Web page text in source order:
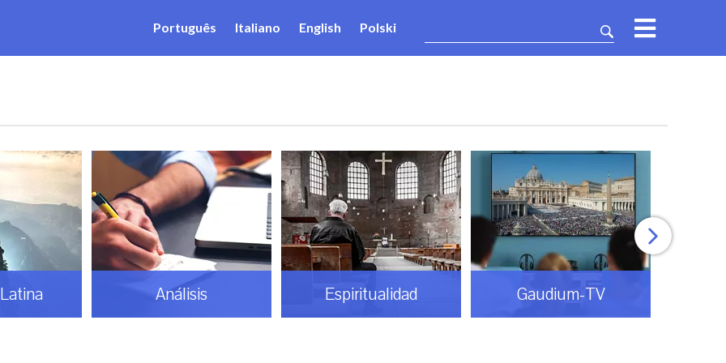
Português Italiano English Polski
Análisis Espiritualidad Gaudium-TV